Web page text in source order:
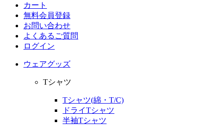
カート
無料会員登録
お問い合わせ
よくあるご質問
ログイン
ウェアグッズ
Tシャツ
Tシャツ(綿・T/C)
ドライTシャツ
半袖Tシャツ